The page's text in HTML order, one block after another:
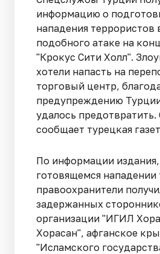
информацию о
нападения террористов
подобного атаке на
"Крокус Сити Холл".
хотели напасть на
торговый центр,
предупреждению
удалось
сообщает турецкая
По информации
готовящемся нападении
правоохранители
задержанных
организации "ИГИЛ
Хорасан", афганское
"Исламского